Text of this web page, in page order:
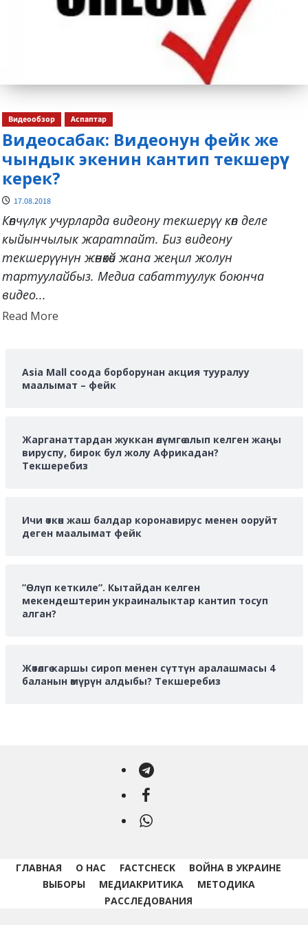
Видеообзор Аспаптар
Видеосабак: Видеонун фейк же
чындык экенин кантип текшерүү
керек?
17.08.2018
Көпчүлүк учурларда видеону текшерүү көп деле
кыйынчылык жаратпайт. Биз видеону
текшерүүнүн жөнөкөй жана жеңил жолун
тартуулайбыз. Медиа сабаттуулук боюнча
видео...
Read MoreRead
Asia Mall соода борборунан акция тууралуу
маалымат – фейк
Жарганаттардан жуккан өлүмгө алып келген жаңы
вируспу, бирок бул жолу Африкадан?
Текшеребиз
Ичи өткөн жаш балдар коронавирус менен ооруйт
деген маалымат фейк
”Өлүп кеткиле”. Кытайдан келген
мекендештерин украиналыктар кантип тосуп
алган?
Жөтөлгө каршы сироп менен сүттүн аралашмасы 4
баланын өмүрүн алдыбы? Текшеребиз
Telegram
Facebook
WhatsApp
ГЛАВНАЯ О НАС FACTCHECK
ВОЙНА В УКРАИНЕ
ВЫБОРЫ
МЕДИАКРИТИКА
МЕТОДИКА
РАССЛЕДОВАНИЯ